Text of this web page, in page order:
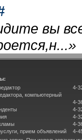
вы
»
компьютерный
прием объявлений
4-
4-
4-
4-
4-
4-